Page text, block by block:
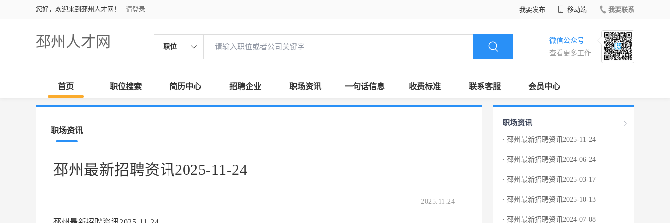
您好，欢迎来到邳州人才网！ 请登录 我要发布 移动端 我要联系
邳州人才网 职位
微信公众号
查看更多工作
首页 职位搜索 简历中心 招聘企业 职场资讯 一句话信息 收费标准 联系客服 会员中心
职场资讯
邳州最新招聘资讯2025-11-24
2025.11.24
职场资讯
· 邳州最新招聘资讯2025-11-24
· 邳州最新招聘资讯2024-06-24
· 邳州最新招聘资讯2025-03-17
· 邳州最新招聘资讯2025-10-13
· 邳州最新招聘资讯2024-07-08